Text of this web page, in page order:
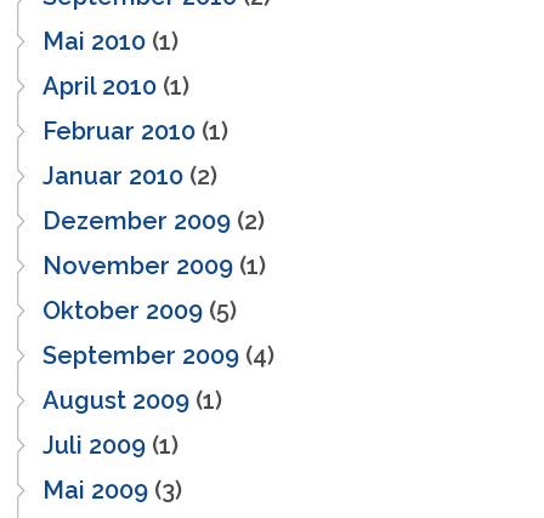
Mai 2010 (1)
April 2010 (1)
Februar 2010 (1)
Januar 2010 (2)
Dezember 2009 (2)
November 2009 (1)
Oktober 2009 (5)
September 2009 (4)
August 2009 (1)
Juli 2009 (1)
Mai 2009 (3)